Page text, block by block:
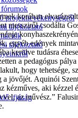
fórumok
projekttevékenységről
tájékoztató
tájékoztató
ifjúság
korában
messziről csodálta
egyéb edények
kerülve tudásra
a pedagógus
hogy tehetsége,
a jövőjét. Aquinói
kézműves, aki kézzel
az művész.”